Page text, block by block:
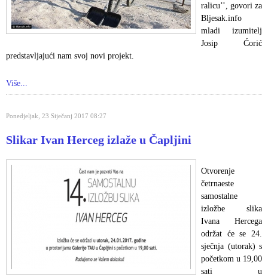
ralicu’’, govori za
Bljesak.info
mladi izumitelj
Josip Ćorić
predstavljajući nam svoj novi projekt.
Više...
Ponedjeljak, 23 Siječanj 2017 08:27
Slikar Ivan Herceg izlaže u Čapljini
Otvorenje
četrnaeste
samostalne
izložbe slika
Ivana Hercega
održat će se 24.
sječnja (utorak) s
početkom u 19,00
sati u